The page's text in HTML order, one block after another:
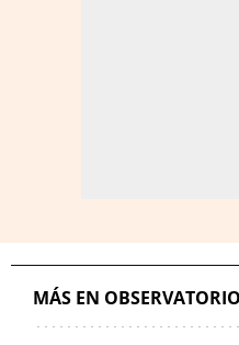
MÁS EN